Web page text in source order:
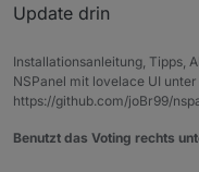
Update drin
Installationsanleitung, Tipps,
NSPanel mit lovelace UI
https://github.com/joBr99/
Benutzt das Voting rechts